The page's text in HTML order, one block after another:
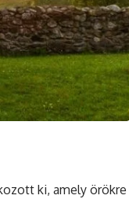
ki, amely örökre